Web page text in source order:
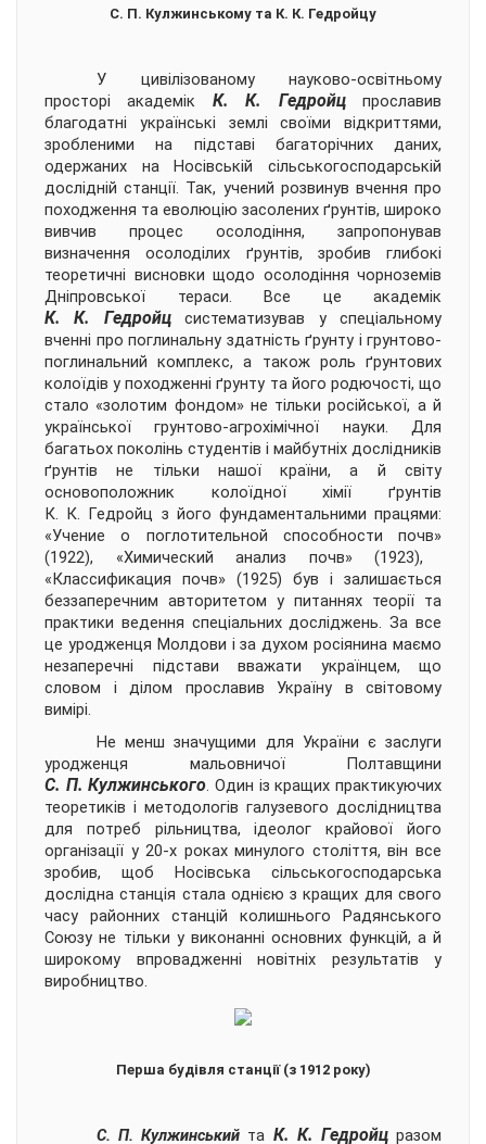
С. П. Кулжинському та К. К. Гедройцу
У цивілізованому науково-освітньому
просторі академік К. К. Гедройцпрославив
благодатні українські землі своїми відкриттями,
зробленими на підставі багаторічних даних,
одержаних на Носівській сільськогосподарській
дослідній станції. Так, учений розвинув вчення про
походження та еволюцію засолених ґрунтів, широко
вивчив процес осолодіння, запропонував
визначення осолоділих ґрунтів, зробив глибокі
теоретичні висновки щодо осолодіння чорноземів
Дніпровської тераси. Все це академік
К. К. Гедройцсистематизував у спеціальному
вченні про поглинальну здатність ґрунту і грунтово-
поглинальний комплекс, а також роль ґрунтових
колоїдів у походженні ґрунту та його родючості, що
стало «золотим фондом» не тільки російської, а й
української грунтово-агрохімічної науки. Для
багатьох поколінь студентів і майбутніх дослідників
ґрунтів не тільки нашої країни, а й світу
основоположник колоїдної хімії ґрунтів
К. К. Гедройц з його фундаментальними працями:
«Учение о поглотительной способности почв»
(1922), «Химический анализ почв» (1923),
«Классификация почв» (1925) був і залишається
беззаперечним авторитетом у питаннях теорії та
практики ведення спеціальних досліджень. За все
це уродженця Молдови і за духом росіянина маємо
незаперечні підстави вважати українцем, що
словом і ділом прославив Україну в світовому
вимірі.
Не менш значущими для України є заслуги
уродженця мальовничої Полтавщини
С. П. Кулжинського. Один із кращих практикуючих
теоретиків і методологів галузевого дослідництва
для потреб рільництва, ідеолог крайової його
організації у 20-х роках минулого століття, він все
зробив, щоб Носівська сільськогосподарська
дослідна станція стала однією з кращих для свого
часу районних станцій колишнього Радянського
Союзу не тільки у виконанні основних функцій, а й
широкому впровадженні новітніх результатів у
виробництво.
Перша будівля станції (з 1912 року)
С. П. Кулжинський та К. К. Гедройцразом